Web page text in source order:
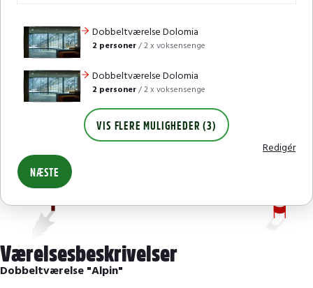
Dobbeltværelse Dolomia
2 personer/2 x voksensenge
Dobbeltværelse Dolomia
2 personer/2 x voksensenge
VIS FLERE MULIGHEDER (3)
Redigér
NÆSTE
Værelsesbeskrivelser
Dobbeltværelse "Alpin"